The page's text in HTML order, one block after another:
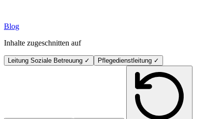
Blog
Inhalte zugeschnitten auf
Leitung Soziale Betreuung ✓ Pflegedienstleitung ✓